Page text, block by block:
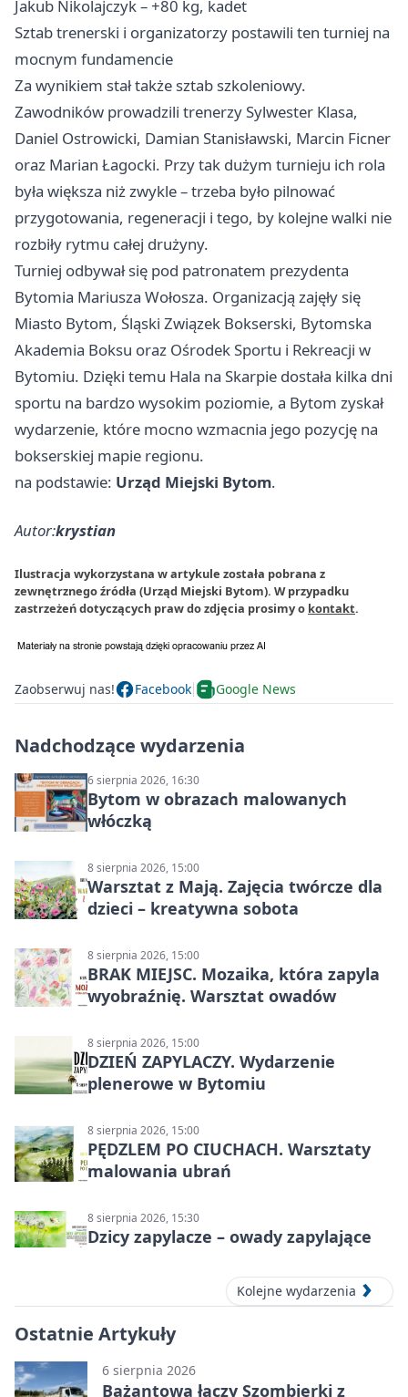
Jakub Nikolajczyk – +80 kg, kadet
Sztab trenerski i organizatorzy postawili ten turniej na
mocnym fundamencie
Za wynikiem stał także sztab szkoleniowy.
Zawodników prowadzili trenerzy Sylwester Klasa,
Daniel Ostrowicki, Damian Stanisławski, Marcin Ficner
oraz Marian Łagocki. Przy tak dużym turnieju ich rola
była większa niż zwykle – trzeba było pilnować
przygotowania, regeneracji i tego, by kolejne walki nie
rozbiły rytmu całej drużyny.
Turniej odbywał się pod patronatem prezydenta
Bytomia Mariusza Wołosza. Organizacją zajęły się
Miasto Bytom, Śląski Związek Bokserski, Bytomska
Akademia Boksu oraz Ośrodek Sportu i Rekreacji w
Bytomiu. Dzięki temu Hala na Skarpie dostała kilka dni
sportu na bardzo wysokim poziomie, a Bytom zyskał
wydarzenie, które mocno wzmacnia jego pozycję na
bokserskiej mapie regionu.
na podstawie: Urząd Miejski Bytom.
Autor:krystian
Ilustracja wykorzystana w artykule została pobrana z
zewnętrznego źródła (Urząd Miejski Bytom). W przypadku
zastrzeżeń dotyczących praw do zdjęcia prosimy o kontakt.
Zaobserwuj nas! Facebook Google News
Nadchodzące wydarzenia
6 sierpnia 2026, 16:30
Bytom w obrazach malowanych
włóczką
8 sierpnia 2026, 15:00
Warsztat z Mają. Zajęcia twórcze dla
dzieci – kreatywna sobota
8 sierpnia 2026, 15:00
BRAK MIEJSC. Mozaika, która zapyla
wyobraźnię. Warsztat owadów
8 sierpnia 2026, 15:00
DZIEŃ ZAPYLACZY. Wydarzenie
plenerowe w Bytomiu
8 sierpnia 2026, 15:00
PĘDZLEM PO CIUCHACH. Warsztaty
malowania ubrań
8 sierpnia 2026, 15:30
Dzicy zapylacze – owady zapylające
Kolejne wydarzenia
Ostatnie Artykuły
6 sierpnia 2026
Bażantowa łączy Szombierki z